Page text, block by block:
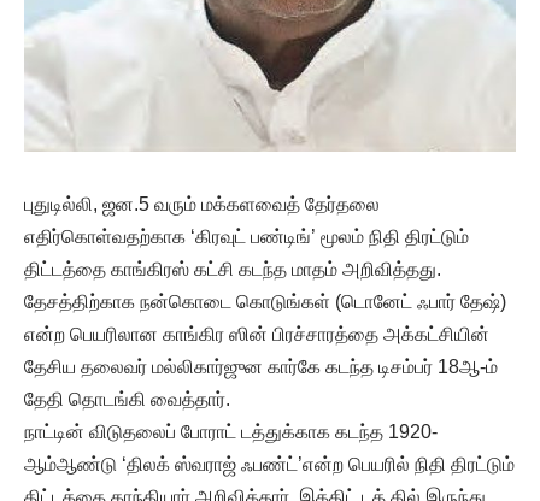
புதுடில்லி, ஜன.5 வரும் மக்களவைத் தேர்தலை
எதிர்கொள்வதற்காக ‘கிரவுட் பண்டிங்’ மூலம் நிதி திரட்டும்
திட்டத்தை காங்கிரஸ் கட்சி கடந்த மாதம் அறிவித்தது.
தேசத்திற்காக நன்கொடை கொடுங்கள் (டொனேட் ஃபார் தேஷ்)
என்ற பெயரிலான காங்கிர ஸின் பிரச்சாரத்தை அக்கட்சியின்
தேசிய தலைவர் மல்லிகார்ஜுன கார்கே கடந்த டிசம்பர் 18ஆ-ம்
தேதி தொடங்கி வைத்தார்.
நாட்டின் விடுதலைப் போராட் டத்துக்காக கடந்த 1920-
ஆம்ஆண்டு ‘திலக் ஸ்வராஜ் ஃபண்ட்’என்ற பெயரில் நிதி திரட்டும்
திட்டத்தை காந்தியார் அறிவித்தார். இத்திட் டத் தில் இருந்து